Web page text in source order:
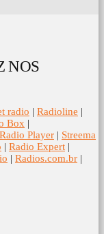
NOS
radio | Radioline |
Box |
Player | Streema
| Radio Expert |
| Radios.com.br |